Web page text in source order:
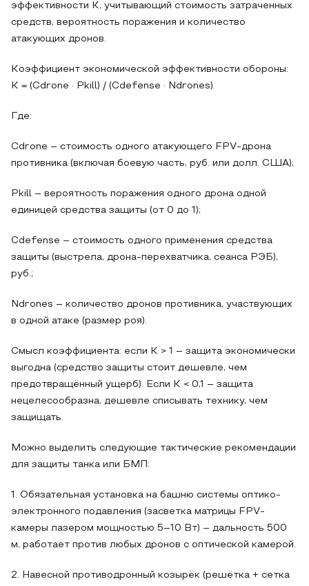
эффективности K, учитывающий стоимость затраченных
средств, вероятность поражения и количество
атакующих дронов.
Коэффициент экономической эффективности обороны:
K = (Cdrone · Pkill) / (Cdefense · Ndrones).
Где:
Cdrone – стоимость одного атакующего FPV-дрона
противника (включая боевую часть, руб. или долл. США);
Pkill – вероятность поражения одного дрона одной
единицей средства защиты (от 0 до 1);
Cdefense – стоимость одного применения средства
защиты (выстрела, дрона-перехватчика, сеанса РЭБ),
руб.;
Ndrones – количество дронов противника, участвующих
в одной атаке (размер роя).
Смысл коэффициента: если K > 1 – защита экономически
выгодна (средство защиты стоит дешевле, чем
предотвращённый ущерб). Если K < 0,1 – защита
нецелесообразна, дешевле списывать технику, чем
защищать.
Можно выделить следующие тактические рекомендации
для защиты танка или БМП:
1. Обязательная установка на башню системы оптико-
электронного подавления (засветка матрицы FPV-
камеры лазером мощностью 5–10 Вт) – дальность 500
м, работает против любых дронов с оптической камерой.
2. Навесной противодронный козырёк (решётка + сетка